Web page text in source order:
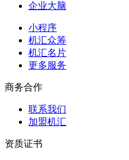
企业大脑
小程序
机汇众筹
机汇名片
更多服务
商务合作
联系我们
加盟机汇
资质证书